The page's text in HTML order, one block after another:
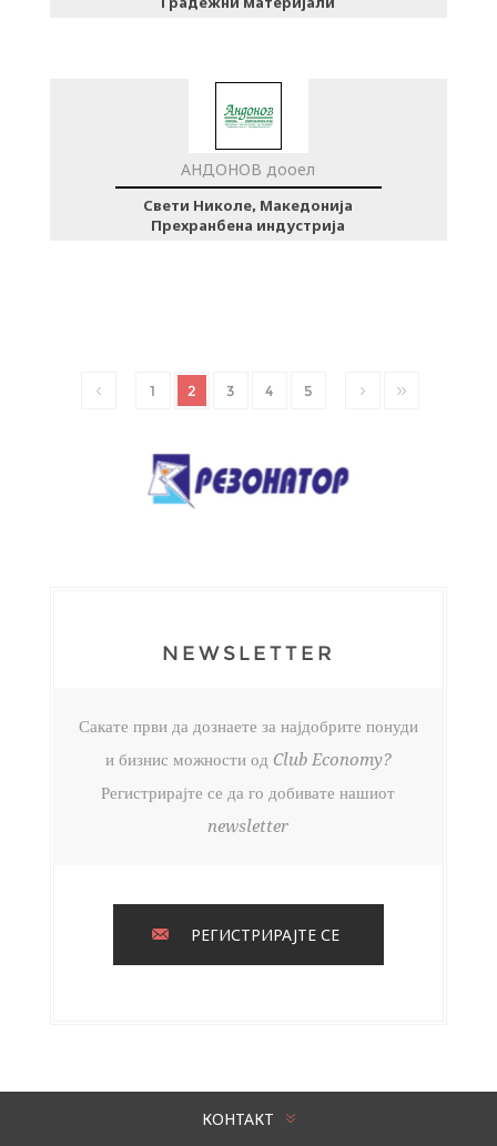
АНДОНОВ дооел
Свети Николе, Македонија
Прехранбена индустрија
1 2 3 4 5
NEWSLETTER
Сакате први да дознаете за најдобрите понуди
и бизнис можности од Club Economy?
Регистрирајте се да го добивате нашиот
newsletter
РЕГИСТРИРАЈТЕ СЕ
КОНТАКТ